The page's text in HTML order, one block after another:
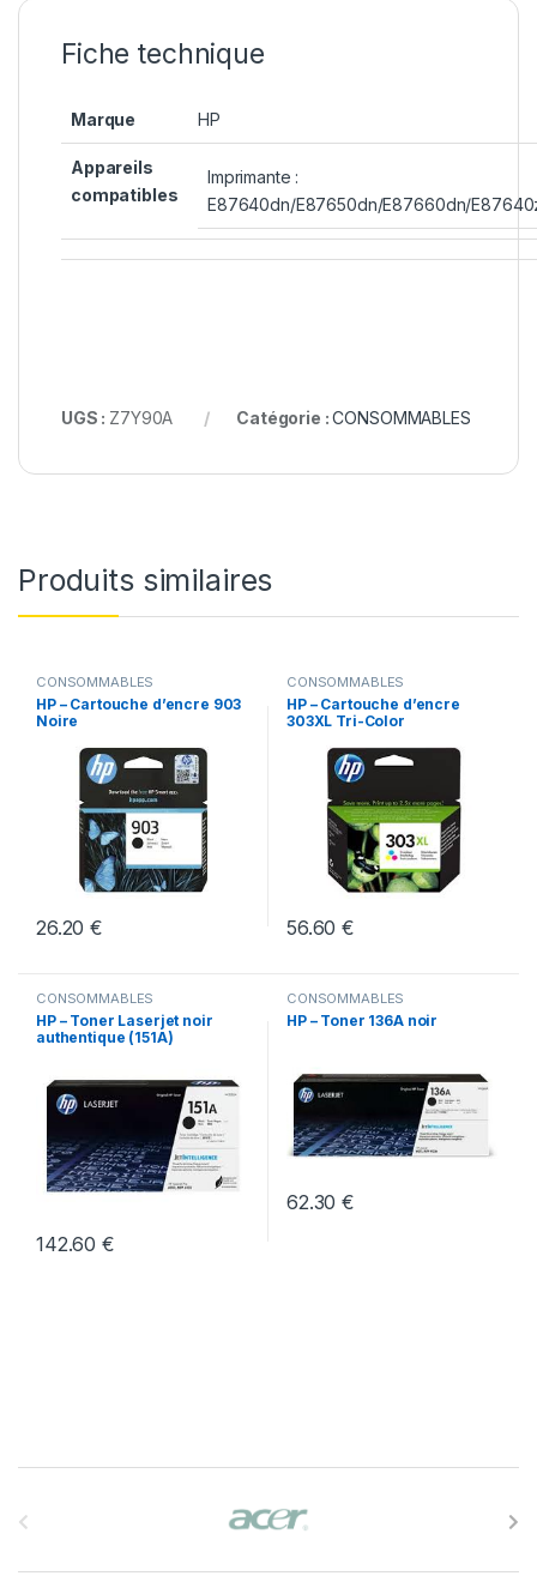
Fiche technique
Marque HP
Appareils
compatibles
Imprimante :
E87640dn/E87650dn/E87660dn/
UGS : Z7Y90A Catégorie :CONSOMMABLES
Produits similaires
CONSOMMABLES
HP – Cartouche d’encre 903
Noire
26.20€
CONSOMMABLES
HP – Cartouche d’encre
303XL Tri-Color
56.60€
CONSOMMABLES
HP – Toner Laserjet noir
authentique (151A)
142.60€
CONSOMMABLES
HP – Toner 136A noir
62.30€